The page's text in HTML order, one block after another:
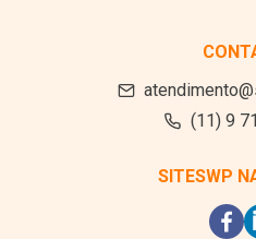
(11) 9
SITESWP